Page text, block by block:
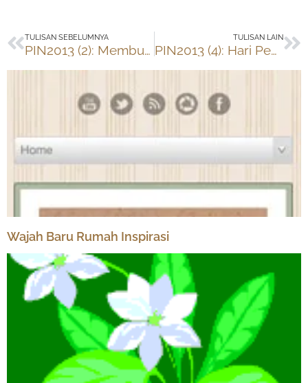
Prev
TULISAN SEBELUMNYA
PIN2013 (2): Membuat Cupcake Clay di Crayon’s Craft & Co
TULISAN LAIN
PIN2013 (4): Hari Penganugerahan
Wajah Baru Rumah Inspirasi